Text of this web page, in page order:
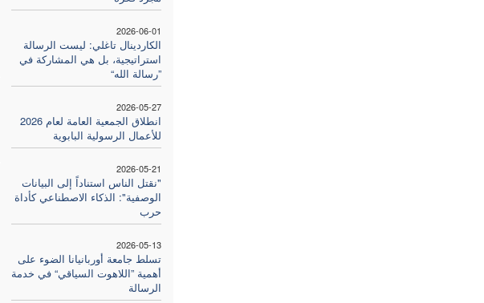
2026-06-01
الكاردينال تاغلي: ليست الرسالة
استراتيجية، بل هي المشاركة في
”رسالة الله“
2026-05-27
انطلاق الجمعية العامة لعام 2026
للأعمال الرسولية البابوية
2026-05-21
"نقتل الناس استناداً إلى البيانات
الوصفية": الذكاء الاصطناعي كأداة
حرب
2026-05-13
تسلط جامعة أوربانيانا الضوء على
أهمية ”اللاهوت السياقي“ في خدمة
الرسالة